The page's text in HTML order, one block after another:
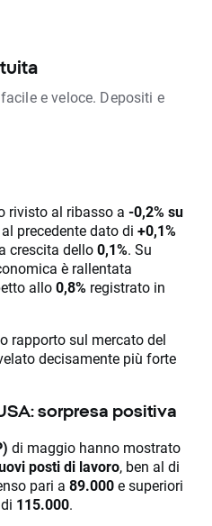
e veloce. Depositi e
rivisto al ribasso a -0,2% su
precedente dato di +0,1%
crescita dello0,1%. Su
è rallentata
allo0,8% registrato in
rapporto sul mercato del
decisamente più forte
sorpresa positiva
di maggio hanno mostrato
posti di lavoro, ben al di
pari a 89.000e superiori
115.000.